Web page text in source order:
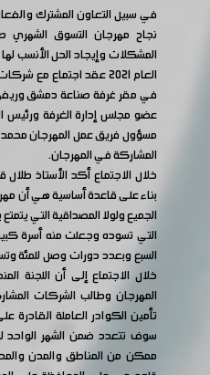
في سبيل التعاون المشترك
نجاح مهرجان التسوق
المشكلات وإيجاد الحل الأنسب
العام 2021 عقد اجتماع
في مقر غرفة صناعة دمشق
عضو مجلس إدارة الغرفة ورئيس
مسؤول فريق عمل المهرجان
المشاركة في المهرجان.
خلال الاجتماع أكد الأستاذ
بناء على قاعدة أساسية هي أن
الجميع ولولا المصداقية التي
التي تسوده وجعلت منه أسرة
السبع وبعدد دورات وصل للمئة
خلال الاجتماع إلى أن اللجنة
المهرجان وطالب الشركات
تأمين الكوادر العاملة
سوف تتعدد ضمن الشهر الواحد
ممكن من المناطق والمدن